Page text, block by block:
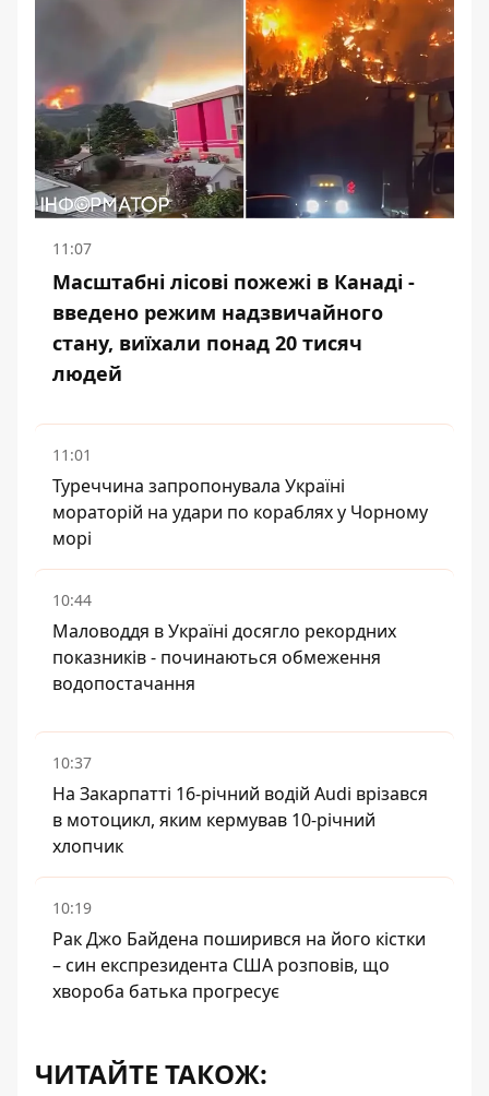
11:07
Масштабні лісові пожежі в Канаді -
введено режим надзвичайного
стану, виїхали понад 20 тисяч
людей
11:01
Туреччина запропонувала Україні
мораторій на удари по кораблях у Чорному
морі
10:44
Маловоддя в Україні досягло рекордних
показників - починаються обмеження
водопостачання
10:37
На Закарпатті 16-річний водій Audi врізався
в мотоцикл, яким кермував 10-річний
хлопчик
10:19
Рак Джо Байдена поширився на його кістки
– син експрезидента США розповів, що
хвороба батька прогресує
ЧИТАЙТЕ ТАКОЖ: